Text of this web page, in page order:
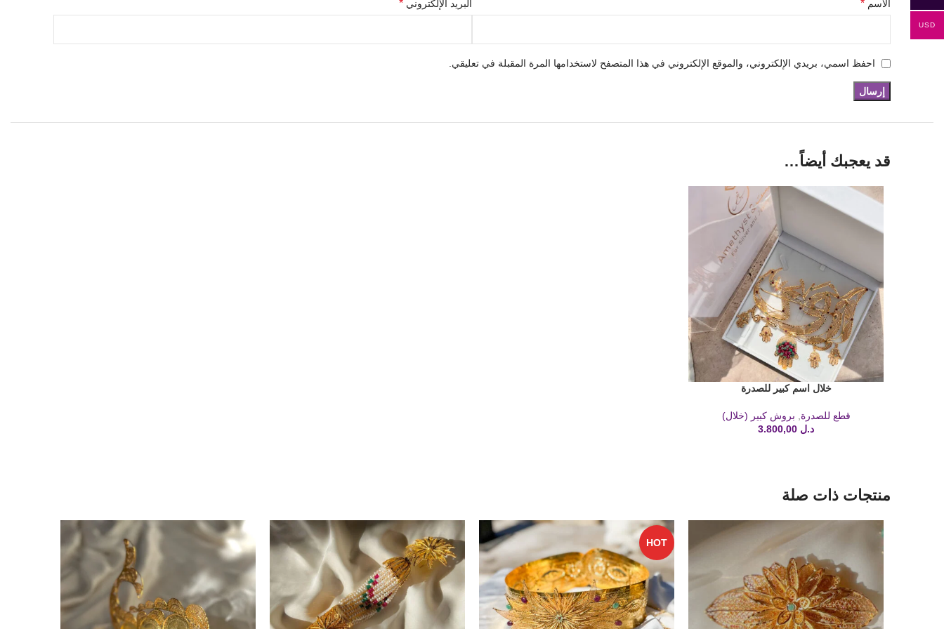
الاسم * البريد الإلكتروني *
احفظ اسمي، بريدي الإلكتروني، والموقع الإلكتروني في هذا المتصفح لاستخدامها المرة المقبلة في تعليقي.
قد يعجبك أيضاً…
إضافة إلى السلةخلال اسم كبير للصدرة
قطع للصدرة
بروش كبير (خلال)
د.ل
منتجات ذات صلة
HOT
USD